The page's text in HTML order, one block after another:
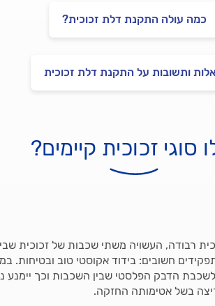
כמה עולה התקנת דלת זכוכית?
ותשובות על התקנת דלת זכוכית
סוגי זכוכית קיימים?
רבודה, העשויה משתי שכבות של זכוכית
חשובים: בידוד אקוסטי טוב ובטיחות.
הדבק הפלסטי שבין השכבות וכך יימנע
בשל אטימותה החזקה.